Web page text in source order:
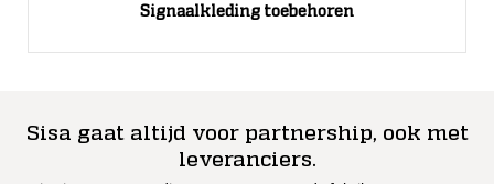
Signaalkleding toebehoren
Sisa gaat altijd voor partnership, ook met
leveranciers.